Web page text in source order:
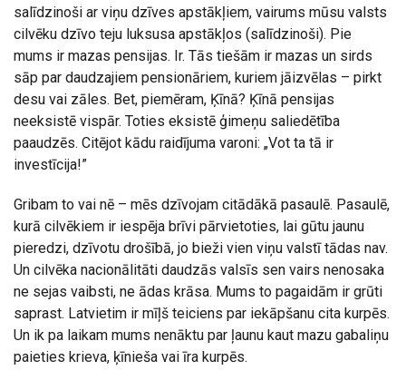
salīdzinoši ar viņu dzīves apstākļiem, vairums mūsu valsts
cilvēku dzīvo teju luksusa apstākļos (salīdzinoši). Pie
mums ir mazas pensijas. Ir. Tās tiešām ir mazas un sirds
sāp par daudzajiem pensionāriem, kuriem jāizvēlas – pirkt
desu vai zāles. Bet, piemēram, Ķīnā? Ķīnā pensijas
neeksistē vispār. Toties eksistē ģimeņu saliedētība
paaudzēs. Citējot kādu raidījuma varoni: „Vot ta tā ir
investīcija!”
Gribam to vai nē – mēs dzīvojam citādākā pasaulē. Pasaulē,
kurā cilvēkiem ir iespēja brīvi pārvietoties, lai gūtu jaunu
pieredzi, dzīvotu drošībā, jo bieži vien viņu valstī tādas nav.
Un cilvēka nacionālitāti daudzās valsīs sen vairs nenosaka
ne sejas vaibsti, ne ādas krāsa. Mums to pagaidām ir grūti
saprast. Latvietim ir mīļš teiciens par iekāpšanu cita kurpēs.
Un ik pa laikam mums nenāktu par ļaunu kaut mazu gabaliņu
paieties krieva, ķīnieša vai īra kurpēs.